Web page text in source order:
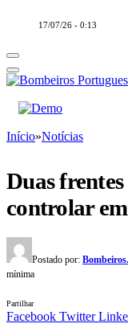
17/07/26 - 0:13
Início»Notícias
Duas
controlar
Postado por:
mínima
Partilhar
Facebook Twitter